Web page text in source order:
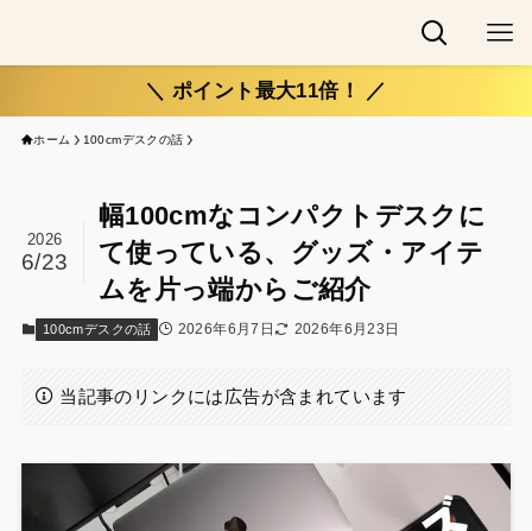
＼ ポイント最大11倍！ ／
ホーム 100cmデスクの話
幅100cmなコンパクトデスクに
て使っている、グッズ・アイテ
ムを片っ端からご紹介
2026
6/23
100cmデスクの話 2026年6月7日 2026年6月23日
当記事のリンクには広告が含まれています